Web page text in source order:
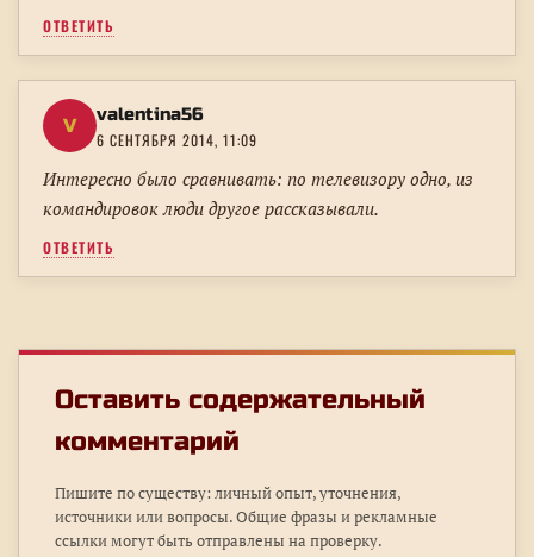
ОТВЕТИТЬ
V valentina56
6 СЕНТЯБРЯ 2014, 11:09
Интересно было сравнивать: по телевизору одно, из
командировок люди другое рассказывали.
ОТВЕТИТЬ
Оставить содержательный
комментарий
Пишите по существу: личный опыт, уточнения,
источники или вопросы. Общие фразы и рекламные
ссылки могут быть отправлены на проверку.